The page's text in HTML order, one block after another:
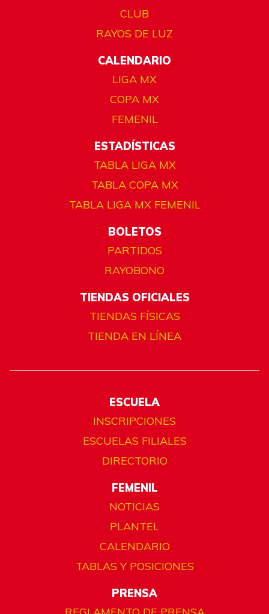
CLUB
RAYOS DE LUZ
CALENDARIO
LIGA MX
COPA MX
FEMENIL
ESTADÍSTICAS
TABLA LIGA MX
TABLA COPA MX
TABLA LIGA MX FEMENIL
BOLETOS
PARTIDOS
RAYOBONO
TIENDAS OFICIALES
TIENDAS FÍSICAS
TIENDA EN LÍNEA
ESCUELA
INSCRIPCIONES
ESCUELAS FILIALES
DIRECTORIO
FEMENIL
NOTICIAS
PLANTEL
CALENDARIO
TABLAS Y POSICIONES
PRENSA